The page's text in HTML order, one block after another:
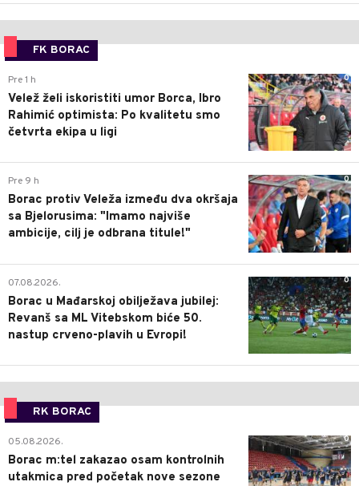
FK BORAC
0
Pre 1 h
Velež želi iskoristiti umor Borca, Ibro
Rahimić optimista: Po kvalitetu smo
četvrta ekipa u ligi
0
Pre 9 h
Borac protiv Veleža između dva okršaja
sa Bjelorusima: "Imamo najviše
ambicije, cilj je odbrana titule!"
0
07.08.2026.
Borac u Mađarskoj obilježava jubilej:
Revanš sa ML Vitebskom biće 50.
nastup crveno-plavih u Evropi!
RK BORAC
0
05.08.2026.
Borac m:tel zakazao osam kontrolnih
utakmica pred početak nove sezone